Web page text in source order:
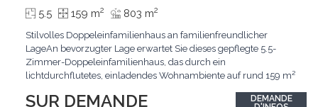
SUR DEMANDE
5.5 159 m2 803 m2
Stilvolles Doppeleinfamilienhaus an familienfreundlicher
LageAn bevorzugter Lage erwartet Sie dieses gepflegte 5.5-
Zimmer-Doppeleinfamilienhaus, das durch ein
lichtdurchflutetes, einladendes Wohnambiente auf rund 159 m²
Liegenschaft in einem hervorragenden Zustand und vereint
DEMANDE